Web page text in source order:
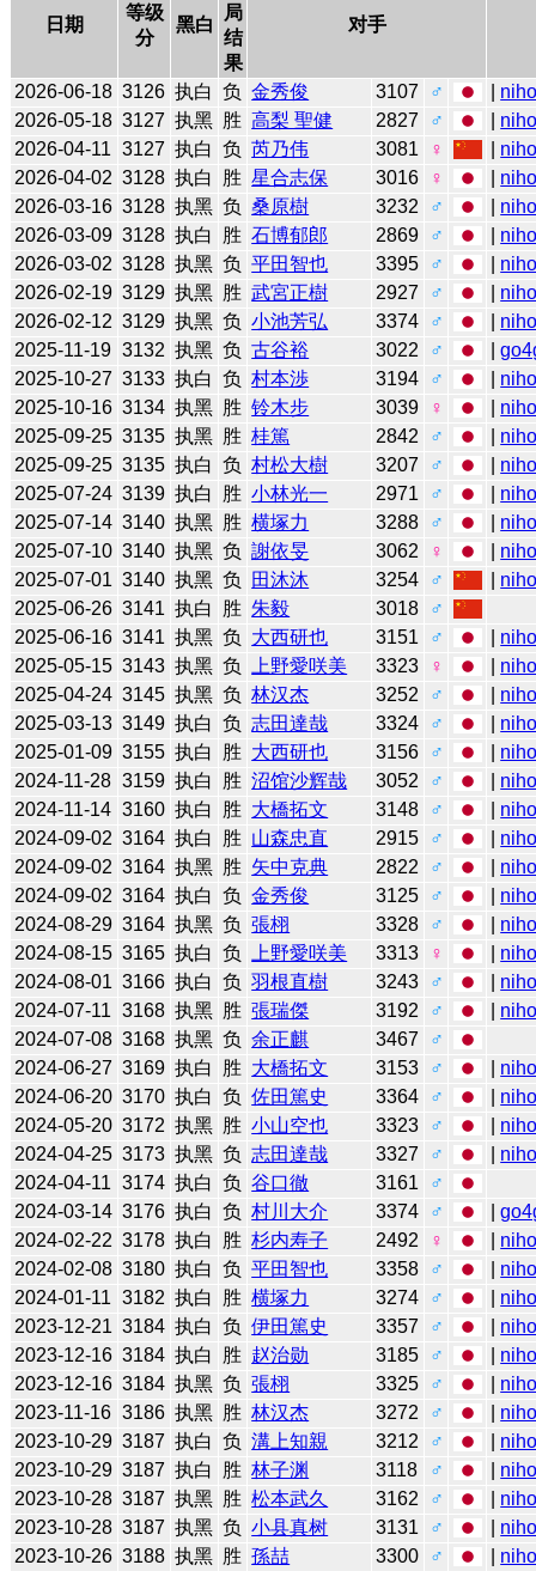
日期
等级
分
黑白
局
结
果
对手
2026-06-18 3126 执白 负 金秀俊 3107 ♂
2026-05-18 3127 执黑 胜 高梨 聖健 2827 ♂
2026-04-11 3127 执白 负 芮乃伟 3081 ♀
2026-04-02 3128 执白 胜 星合志保 3016 ♀
2026-03-16 3128 执黑 负 桑原樹 3232 ♂
2026-03-09 3128 执白 胜 石博郁郎 2869 ♂
2026-03-02 3128 执黑 负 平田智也 3395 ♂
2026-02-19 3129 执黑 胜 武宮正樹 2927 ♂
2026-02-12 3129 执黑 负 小池芳弘 3374 ♂
2025-11-19 3132 执黑 负 古谷裕 3022 ♂ |
2025-10-27 3133 执白 负 村本渉 3194 ♂
2025-10-16 3134 执黑 胜 铃木步 3039 ♀
2025-09-25 3135 执黑 胜 桂篤 2842 ♂
2025-09-25 3135 执白 负 村松大樹 3207 ♂
2025-07-24 3139 执白 胜 小林光一 2971 ♂
2025-07-14 3140 执黑 胜 横塚力 3288 ♂
2025-07-10 3140 执黑 负 謝依旻 3062 ♀
2025-07-01 3140 执黑 负 田沐沐 3254 ♂
2025-06-26 3141 执白 胜 朱毅 3018
♂
2025-06-16 3141 执黑 负 大西研也 3151 ♂
2025-05-15 3143 执黑 负 上野愛咲美 3323 ♀
2025-04-24 3145 执黑 负 林汉杰 3252 ♂
2025-03-13 3149 执白 负 志田達哉 3324 ♂
2025-01-09 3155 执白 胜 大西研也 3156 ♂
2024-11-28 3159 执白 胜 沼馆沙辉哉 3052 ♂
2024-11-14 3160 执白 胜 大橋拓文 3148 ♂
2024-09-02 3164 执白 胜 山森忠直 2915 ♂
2024-09-02 3164 执黑 胜 矢中克典 2822 ♂
2024-09-02 3164 执白 负 金秀俊 3125 ♂
2024-08-29 3164 执黑 负 張栩 3328 ♂
2024-08-15 3165 执白 负 上野愛咲美 3313 ♀
2024-08-01 3166 执白 负 羽根直樹 3243 ♂
2024-07-11 3168 执黑 胜 張瑞傑 3192 ♂
2024-07-08 3168 执黑 负 余正麒 3467
♂
2024-06-27 3169 执白 胜 大橋拓文 3153 ♂
2024-06-20 3170 执白 负 佐田篤史 3364 ♂
2024-05-20 3172 执黑 胜 小山空也 3323 ♂
2024-04-25 3173 执黑 负 志田達哉 3327 ♂
2024-04-11 3174 执白 负 谷口徹 3161
♂
2024-03-14 3176 执白 负 村川大介 3374 ♂ |
2024-02-22 3178 执白 胜 杉内寿子 2492 ♀
2024-02-08 3180 执白 负 平田智也 3358 ♂
2024-01-11 3182 执白 胜 横塚力 3274 ♂
2023-12-21 3184 执白 负 伊田篤史 3357 ♂
2023-12-16 3184 执白 胜 赵治勋 3185 ♂
2023-12-16 3184 执黑 负 張栩 3325 ♂
2023-11-16 3186 执黑 胜 林汉杰 3272 ♂
2023-10-29 3187 执白 负 溝上知親 3212 ♂
2023-10-29 3187 执白 胜 林子渊 3118 ♂
2023-10-28 3187 执黑 胜 松本武久 3162 ♂
2023-10-28 3187 执黑 负 小县真树 3131 ♂
2023-10-26 3188 执黑 胜 孫喆 3300 ♂